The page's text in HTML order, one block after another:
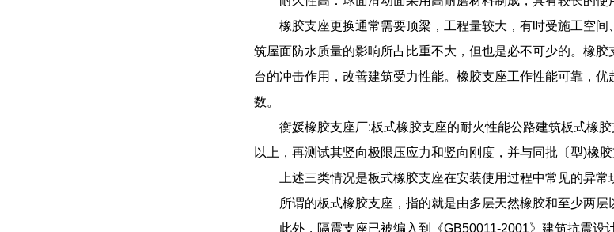
橡胶支座更换通常需要顶梁，工程量较大，有时受施工空
筑屋面防水质量的影响所占比重不大，但也是必不可少的。橡
台的冲击作用，改善建筑受力性能。橡胶支座工作性能可靠，
数。
衡媛橡胶支座厂:板式橡胶支座的耐火性能公路建筑板式橡
以上，再测试其竖向极限压应力和竖向刚度，并与同批〔型)橡
上述三类情况是板式橡胶支座在安装使用过程中常见的异
所谓的板式橡胶支座，指的就是由多层天然橡胶和至少两
此外，隔震支座已被编入到《GB50011-2001》建筑抗震